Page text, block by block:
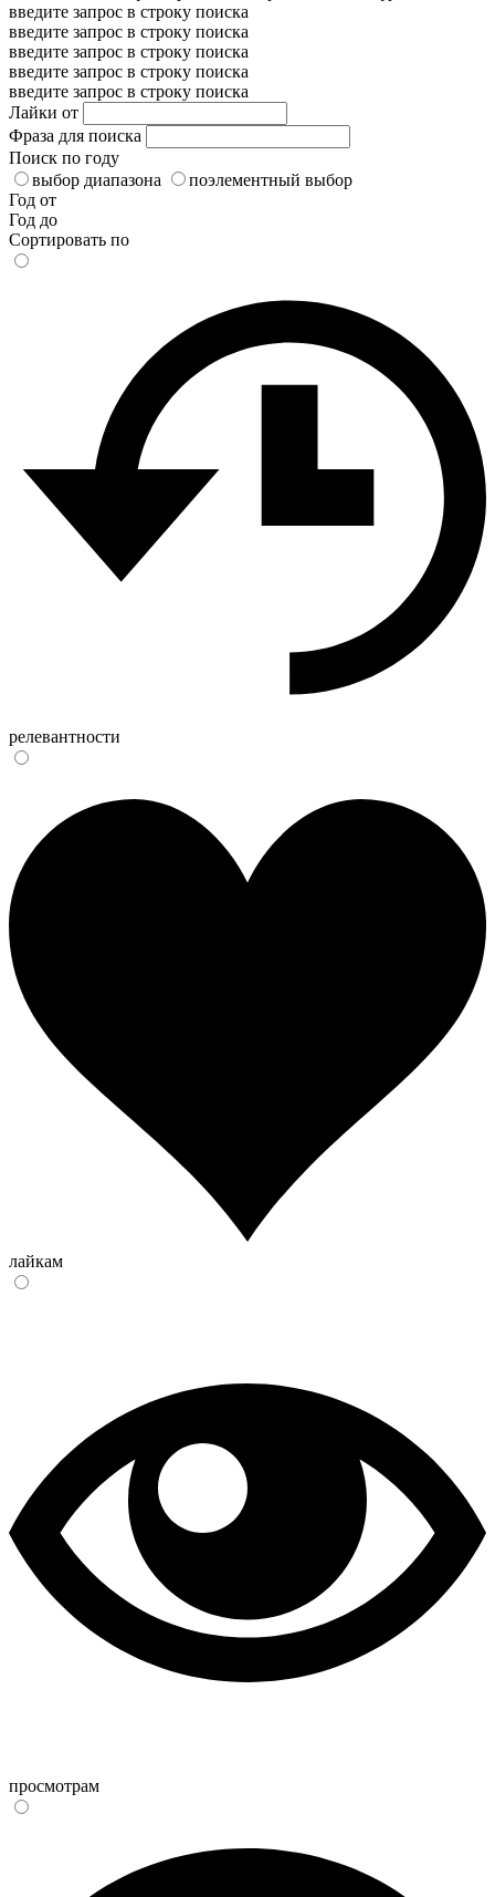
введите запрос в строку поиска
введите запрос в строку поиска
введите запрос в строку поиска
введите запрос в строку поиска
введите запрос в строку поиска
Лайки от
Фраза для поиска
Поиск по году
выбор диапазона
поэлементный выбор
Год от
Год до
Сортировать по
релевантности
лайкам
просмотрам